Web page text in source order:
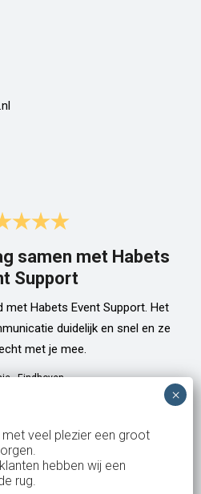
samen met Habets
Support
met Habets Event Support. Het
duidelijk en snel en ze
met je mee.
- Eindhoven
veel plezier een groot
hebben wij een
rug.